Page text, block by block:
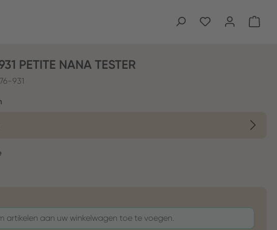
PETITE NANA TESTER
76-931
artikelen aan uw winkelwagen toe te voegen.